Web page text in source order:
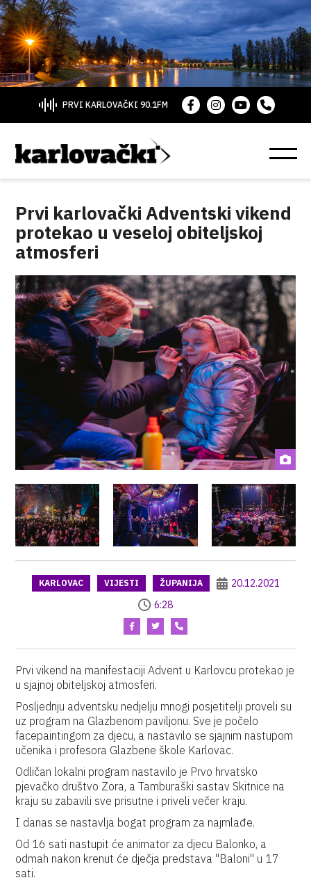
PRVI KARLOVAČKI 90.1FM
Prvi karlovački Adventski vikend
protekao u veseloj obiteljskoj
atmosferi
KARLOVAC VIJESTI ŽUPANIJA
20.12.2021
6:28
Prvi vikend na manifestaciji Advent u Karlovcu protekao je
u sjajnoj obiteljskoj atmosferi.
Posljednju adventsku nedjelju mnogi posjetitelji proveli su
uz program na Glazbenom paviljonu. Sve je počelo
facepaintingom za djecu, a nastavilo se sjajnim nastupom
učenika i profesora Glazbene škole Karlovac.
Odličan lokalni program nastavilo je Prvo hrvatsko
pjevačko društvo Zora, a Tamburaški sastav Skitnice na
kraju su zabavili sve prisutne i priveli večer kraju.
I danas se nastavlja bogat program za najmlađe.
Od 16 sati nastupit će animator za djecu Balonko, a
odmah nakon krenut će dječja predstava "Baloni" u 17
sati.